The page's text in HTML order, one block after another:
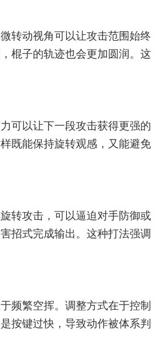
转动视角可以让攻击范围始终
棍子的轨迹也会更加圆润。这
可以让下一段攻击获得更强的
既能保持旋转观感，又能避免
转攻击，可以逼迫对手防御或
招式完成输出。这种打法强调
频繁空挥。调整方式在于控制
按键过快，导致动作被体系判